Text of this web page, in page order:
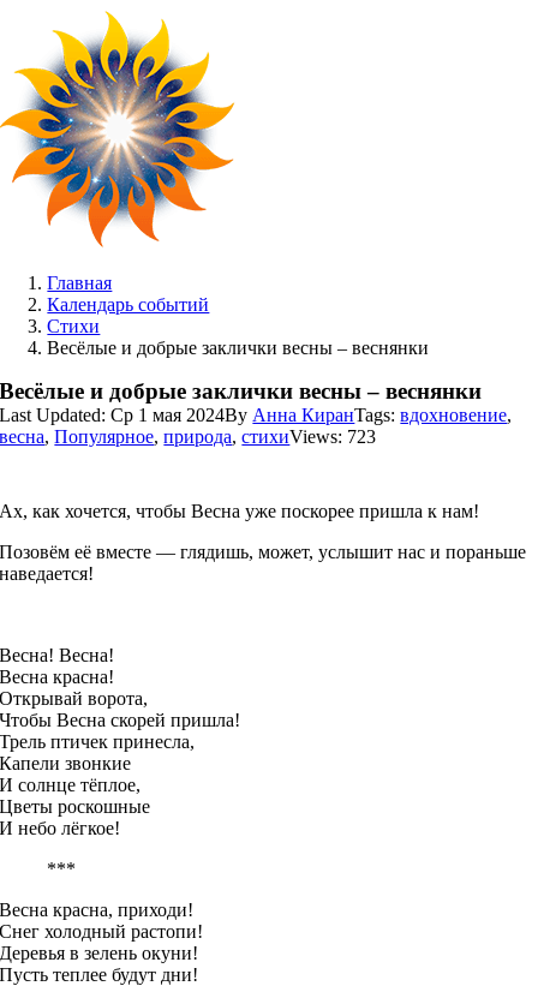
content
Главная
Календарь событий
Стихи
Весёлые и добрые заклички весны – веснянки
Весёлые и добрые заклички весны – веснянки
Last Updated: Ср 1 мая 2024By Анна КиранTags:вдохновение,
весна,Популярное,природа,стихиViews: 723
Ах, как хочется, чтобы Весна уже поскорее пришла к нам!
Позовём её вместе — глядишь, может, услышит нас и пораньше
наведается!
Весна! Весна!
Весна красна!
Открывай ворота,
Чтобы Весна скорей пришла!
Трель птичек принесла,
Капели звонкие
И солнце тёплое,
Цветы роскошные
И небо лёгкое!
***
Весна красна, приходи!
Снег холодный растопи!
Деревья в зелень окуни!
Пусть теплее будут дни!